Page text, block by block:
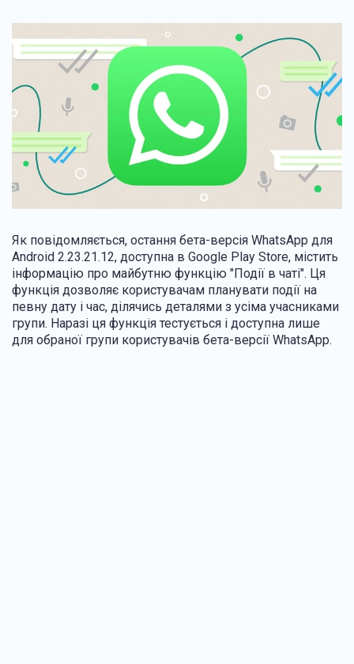
Як повідомляється, остання бета-версія WhatsApp для
Android 2.23.21.12, доступна в Google Play Store, містить
інформацію про майбутню функцію "Події в чаті". Ця
функція дозволяє користувачам планувати події на
певну дату і час, ділячись деталями з усіма учасниками
групи. Наразі ця функція тестується і доступна лише
для обраної групи користувачів бета-версії WhatsApp.